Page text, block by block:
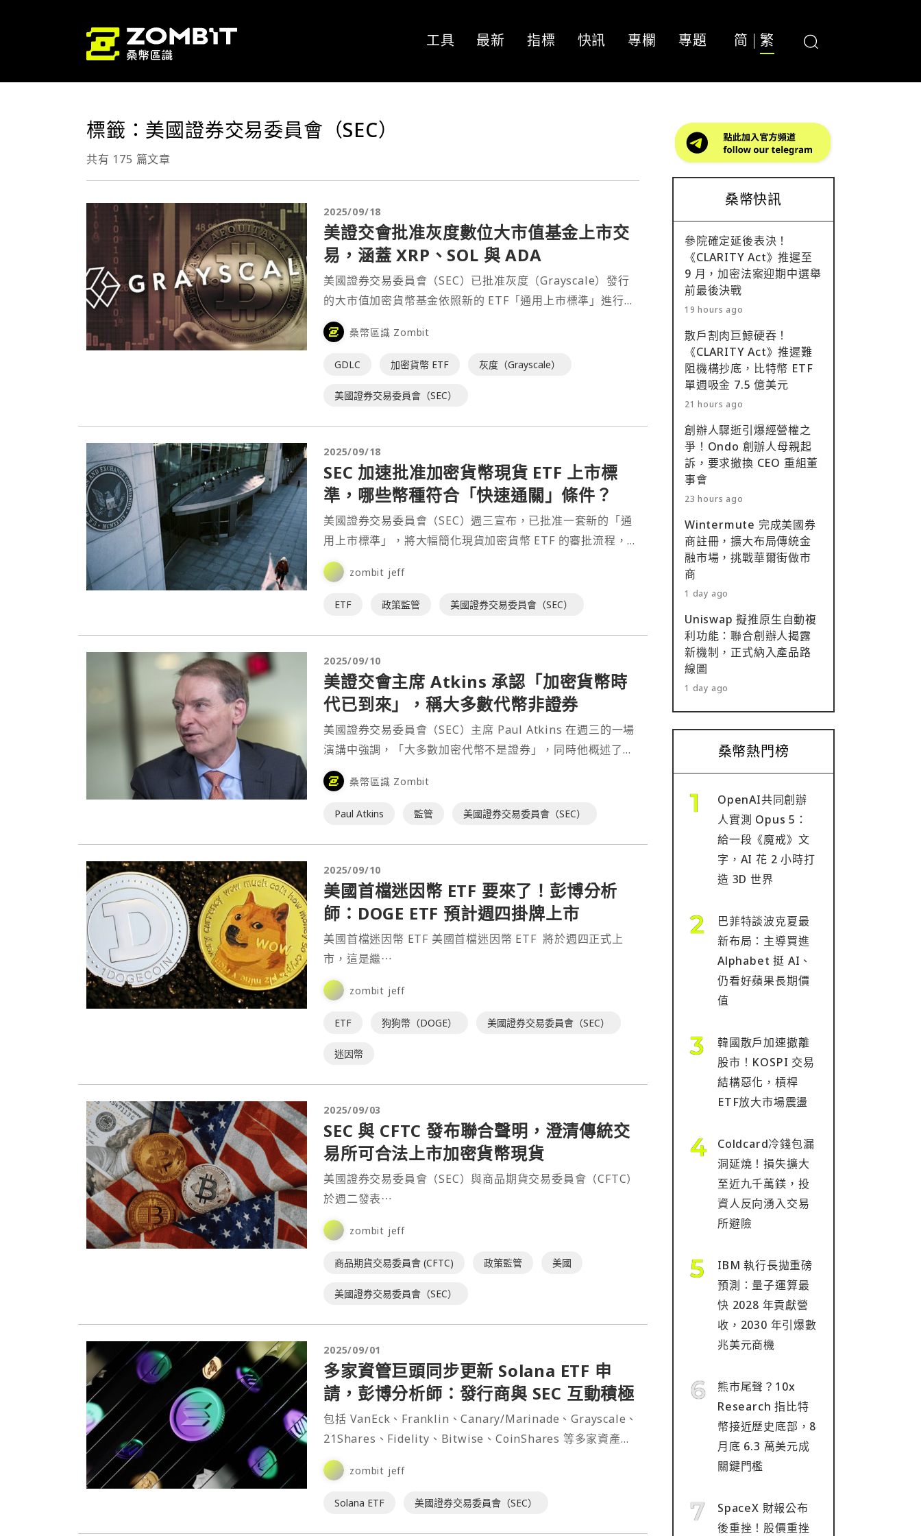
工具 最新 指標 快訊 專欄 專題 简 繁
標籤：美國證券交易委員會（SEC）
共有 175 篇文章
2025/09/18
美證交會批准灰度數位大市值基金上市交
易，涵蓋 XRP、SOL 與 ADA
美國證券交易委員會（SEC）已批准灰度（Grayscale）發行
的大市值加密貨幣基金依照新的 ETF「通用上市標準」進行交
易，這是該機構更廣泛加速加密貨幣基金審批工作的一環。⋯
桑幣區識 Zombit
GDLC 加密貨幣 ETF 灰度（Grayscale）
美國證券交易委員會（SEC）
2025/09/18
SEC 加速批准加密貨幣現貨 ETF 上市標
準，哪些幣種符合「快速通關」條件？
美國證券交易委員會（SEC）週三宣布，已批准一套新的「通
用上市標準」，將大幅簡化現貨加密貨幣 ETF 的審批流程，未
來每份申請不再需要逐案進行冗長審查，審批時程可望⋯
zombit jeff
ETF 政策監管 美國證券交易委員會（SEC）
2025/09/10
美證交會主席 Atkins 承認「加密貨幣時
代已到來」，稱大多數代幣非證券
美國證券交易委員會（SEC）主席 Paul Atkins 在週三的一場
演講中強調，「大多數加密代幣不是證券」，同時他概述了一
項全面性的計畫，目標是把交易、借貸與質押（staking）等
加密活動整合到統一的監管框架中。⋯
桑幣區識 Zombit
Paul Atkins 監管 美國證券交易委員會（SEC）
2025/09/10
美國首檔迷因幣 ETF 要來了！彭博分析
師：DOGE ETF 預計週四掛牌上市
美國首檔迷因幣 ETF 美國首檔迷因幣 ETF 將於週四正式上
市，這是繼⋯
zombit jeff
ETF 狗狗幣（DOGE） 美國證券交易委員會（SEC）
迷因幣
2025/09/03
SEC 與 CFTC 發布聯合聲明，澄清傳統交
易所可合法上市加密貨幣現貨
美國證券交易委員會（SEC）與商品期貨交易委員會（CFTC）
於週二發表⋯
zombit jeff
商品期貨交易委員會 (CFTC) 政策監管 美國
美國證券交易委員會（SEC）
2025/09/01
多家資管巨頭同步更新 Solana ETF 申
請，彭博分析師：發行商與 SEC 互動積極
包括 VanEck、Franklin、Canary/Marinade、Grayscale、
21Shares、Fidelity、Bitwise、CoinShares 等多家資產管
理公司，於週五同步更新了 Solana 現貨 ETF 的申請文件，顯
示這些 ETF 發行商與美⋯
zombit jeff
Solana ETF 美國證券交易委員會（SEC）
桑幣快訊
參院確定延後表決！
《CLARITY Act》推遲至
9 月，加密法案迎期中選舉
前最後決戰
19 hours ago
散戶割肉巨鯨硬吞！
《CLARITY Act》推遲難
阻機構抄底，比特幣 ETF
單週吸金 7.5 億美元
21 hours ago
創辦人驟逝引爆經營權之
爭！Ondo 創辦人母親起
訴，要求撤換 CEO 重組董
事會
23 hours ago
Wintermute 完成美國券
商註冊，擴大布局傳統金
融市場，挑戰華爾街做市
商
1 day ago
Uniswap 擬推原生自動複
利功能：聯合創辦人揭露
新機制，正式納入產品路
線圖
1 day ago
桑幣熱門榜
OpenAI共同創辦
人實測 Opus 5：
給一段《魔戒》文
字，AI 花 2 小時打
造 3D 世界
巴菲特談波克夏最
新布局：主導買進
Alphabet 挺 AI、
仍看好蘋果長期價
值
韓國散戶加速撤離
股市！KOSPI 交易
結構惡化，槓桿
ETF放大市場震盪
Coldcard冷錢包漏
洞延燒！損失擴大
至近九千萬鎂，投
資人反向湧入交易
所避險
IBM 執行長拋重磅
預測：量子運算最
快 2028 年貢獻營
收，2030 年引爆數
兆美元商機
熊市尾聲？10x
Research 指比特
幣接近歷史底部，8
月底 6.3 萬美元成
關鍵門檻
SpaceX 財報公布
後重挫！股價重挫